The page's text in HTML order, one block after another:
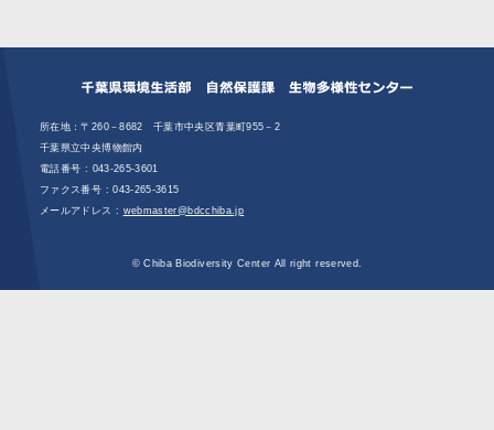
所在地：〒260－8682 千葉市中央区青葉町955－2
千葉県立中央博物館内
電話番号 : 043-265-3601
ファクス番号 : 043‐265‐3615
メールアドレス : webmaster@bdcchiba.jp
© Chiba Biodiversity Center All right reserved.